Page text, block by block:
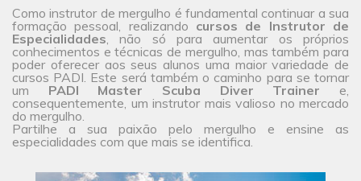
Como instrutor de mergulho é fundamental continuar a sua
formação pessoal, realizando cursos de Instrutor de
Especialidades, não só para aumentar os próprios
conhecimentos e técnicas de mergulho, mas também para
poder oferecer aos seus alunos uma maior variedade de
cursos PADI. Este será também o caminho para se tornar
um PADI Master Scuba Diver Trainer e,
consequentemente, um instrutor mais valioso no mercado
do mergulho.
Partilhe a sua paixão pelo mergulho e ensine as
especialidades com que mais se identifica.